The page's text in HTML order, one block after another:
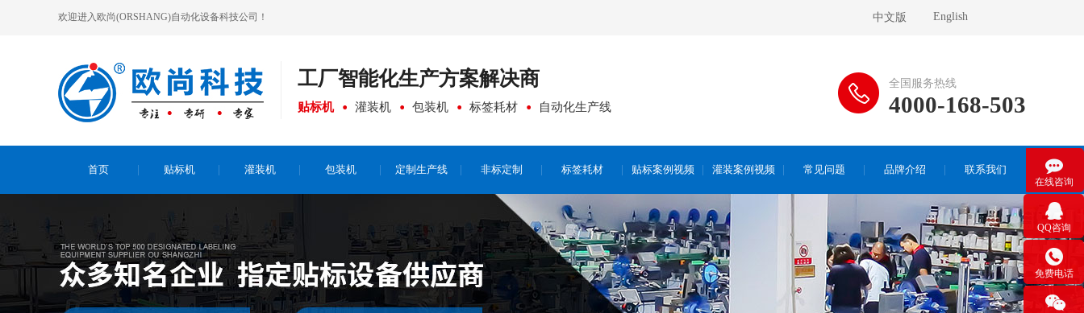
欢迎进入欧尚(ORSHANG)自动化设备科技公司！ 中文版 English
工厂智能化生产方案解决商
贴标机 灌装机 包装机 标签耗材 自动化生产线
全国服务热线
4000-168-503
首页 贴标机 灌装机 包装机 定制生产线 非标定制 标签耗材 贴标案例视频 灌装案例视频 常见问题 品牌介绍 联系我们 
在线咨询

QQ咨询

免费电话
